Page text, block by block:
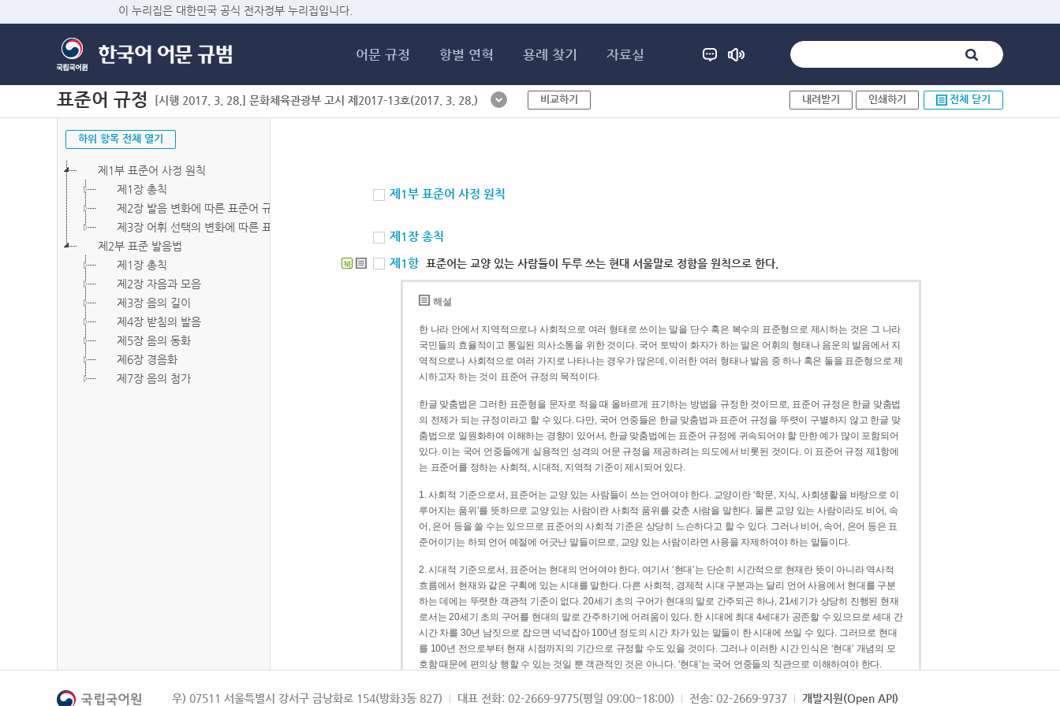
이 누리집은 대한민국 공식 전자정부 누리집입니다.
어문 규정 항별 연혁 용례 찾기 자료실
표준어 규정 [시행 2017. 3. 28.] 문화체육관광부 고시 제2017-13호(2017. 3. 28.) 비교하기 내려받기 인쇄하기 전체 닫기
하위 항목 전체 열기
제1부 표준어 사정 원칙
제1장 총칙
제2장 발음 변화에 따른 표준어 규정
제3장 어휘 선택의 변화에 따른 표준어 규정
제2부 표준 발음법
제1장 총칙
제2장 자음과 모음
제3장 음의 길이
제4장 받침의 발음
제5장 음의 동화
제6장 경음화
제7장 음의 첨가
제1부 표준어 사정 원칙
제1장 총칙
북 제1항 표준어는 교양 있는 사람들이 두루 쓰는 현대 서울말로 정함을 원칙으로 한다.
해설
한 나라 안에서 지역적으로나 사회적으로 여러 형태로 쓰이는 말을 단수 혹은 복수의 표준형으로 제시하는 것은 그 나라
국민들의 효율적이고 통일된 의사소통을 위한 것이다. 국어 토박이 화자가 하는 말은 어휘의 형태나 음운의 발음에서 지
역적으로나 사회적으로 여러 가지로 나타나는 경우가 많은데, 이러한 여러 형태나 발음 중 하나 혹은 둘을 표준형으로 제
시하고자 하는 것이 표준어 규정의 목적이다.
한글 맞춤법은 그러한 표준형을 문자로 적을 때 올바르게 표기하는 방법을 규정한 것이므로, 표준어 규정은 한글 맞춤법
의 전제가 되는 규정이라고 할 수 있다. 다만, 국어 언중들은 한글 맞춤법과 표준어 규정을 뚜렷이 구별하지 않고 한글 맞
춤법으로 일원화하여 이해하는 경향이 있어서, 한글 맞춤법에는 표준어 규정에 귀속되어야 할 만한 예가 많이 포함되어
있다. 이는 국어 언중들에게 실용적인 성격의 어문 규정을 제공하려는 의도에서 비롯된 것이다. 이 표준어 규정 제1항에
는 표준어를 정하는 사회적, 시대적, 지역적 기준이 제시되어 있다.
1. 사회적 기준으로서, 표준어는 교양 있는 사람들이 쓰는 언어여야 한다. 교양이란 ‘학문, 지식, 사회생활을 바탕으로 이
루어지는 품위’를 뜻하므로 교양 있는 사람이란 사회적 품위를 갖춘 사람을 말한다. 물론 교양 있는 사람이라도 비어, 속
어, 은어 등을 쓸 수는 있으므로 표준어의 사회적 기준은 상당히 느슨하다고 할 수 있다. 그러나 비어, 속어, 은어 등은 표
준어이기는 하되 언어 예절에 어긋난 말들이므로, 교양 있는 사람이라면 사용을 자제하여야 하는 말들이다.
2. 시대적 기준으로서, 표준어는 현대의 언어여야 한다. 여기서 ‘현대’는 단순히 시간적으로 현재란 뜻이 아니라 역사적
흐름에서 현재와 같은 구획에 있는 시대를 말한다. 다른 사회적, 경제적 시대 구분과는 달리 언어 사용에서 현대를 구분
하는 데에는 뚜렷한 객관적 기준이 없다. 20세기 초의 구어가 현대의 말로 간주되곤 하나, 21세기가 상당히 진행된 현재
로서는 20세기 초의 구어를 현대의 말로 간주하기에 어려움이 있다. 한 시대에 최대 4세대가 공존할 수 있으므로 세대 간
시간 차를 30년 남짓으로 잡으면 넉넉잡아 100년 정도의 시간 차가 있는 말들이 한 시대에 쓰일 수 있다. 그러므로 현대
를 100년 전으로부터 현재 시점까지의 기간으로 규정할 수도 있을 것이다. 그러나 이러한 시간 인식은 ‘현대’ 개념의 모
호함 때문에 편의상 행할 수 있는 것일 뿐 객관적인 것은 아니다. ‘현대’는 국어 언중들의 직관으로 이해하여야 한다.
3. 지역적 기준으로서, 표준어는 서울말이어야 한다. 이는 표준어의 공용어적 성격을 가장 크게 드러내 주는 기준이다.
우) 07511 서울특별시 강서구 금낭화로 154(방화3동 827) 대표 전화: 02-2669-9775(평일 09:00~18:00) 전송: 02-2669-9737 개발지원(Open API)